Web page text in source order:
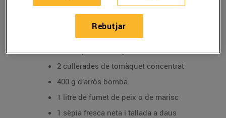
Ingredients per a 4 persones:
1 ceba picada ben petita
2 cullerades de tomàquet concentrat
400 g d’arròs bomba
1 litre de fumet de peix o de marisc
1 sèpia fresca neta i tallada a daus
Rebutjar